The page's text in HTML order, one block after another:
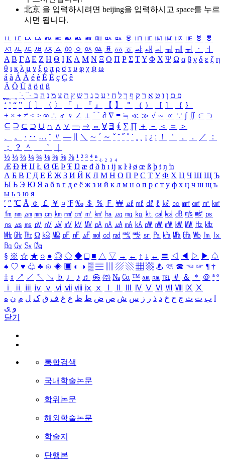
北京 을 입력하시려면 beijing을 입력하시고 space를 누르
시면 됩니다.
ㅥ ㅦ ㅧ ㅨ ㅩ ㅪ ㅫ ㅬ ㅭ ㅮ ㅯ ㅰ ㅱ ㅲ ㅳ ㅴ ㅵ ㅶ ㅷ ㅸ
ㅹ
ㅺ ㅻ ㅼ ㅽ ㅾ ㅿ ㆀ ㆁ ㆂ ㆃ ㆄ ㆅ ㆆ ㆇ ㆈ ㆉ ㆊ ㆋ ㆌ ㆍ
ㆎ
Α Β ΓΔ Ε Ζ Η Θ Ι ΚΛ Μ Ν Ξ Ο Π Ρ Σ ΤΥ Φ Χ Ψ Ω α β γ δ ε ζ η
θ ι κ λ μ ν ξ ο π ρ σ τ υ φ χ ψ ω
á à Á À é è É È ç Ç ê
Ä Ö Ü ä ö ü ß
ִֶֹ ֻּ ׁׂ פ ם ן ו ט א ר ק ף ך ל ח י ע כ ג ד ש ץ ת צ מ נ ה ב
‘ ’ “ ” 〔 〕 〈 〉 「 」 『 』 【 】 ＂ （ ） ［ ］ ｛ ｝
± × ÷ ≠ ≤ ≥ ∞ ∴ ♂ ♀ ∠ ⊥ ⌒ ∂ ∇ ≡ ≒ ≪ ≫ √ ∽ ∝ ∵ ∫ ∬ ∈ ∋
⊆ ⊇ ⊂ ⊃ ∪ ∩ ∧ ∨ ￢ ⇒ ⇔ ∀ ∃ ∮ ∑ ∏ ＋ － ＜ ＝
＞
、
。 · ‥ … ¨ 〃 ― ＼ ∼ ´ ～ ˇ ˘ ˝ ˚ ˙ ¸ ¡ ¿ ː ！ ＇ ， ． ／
：
；
？ ＾ ｀
½ ⅓ ⅔ ¼ ¾ ⅛ ⅜ ⅝ ⅞ ¹ ² ³ ⁴ ⁿ ₁ ₂ ₃ ₄
Æ Ð Ħ Ĳ Ł Ø Œ Þ Ŧ Ŋ æ đ ð ħ ı ĳ ĸ ŀ ł ø œ ß þ ŧ ŋ ŉ
А Б В Г Д Е Ё Ж З И Й К Л М Н О П Р С Т У Ф Х Ц Ч Ш Щ Ъ
Ы Ь Э Ю Я а б в г д е ё ж з и й к л м н о п р с т у ф х ц ч ш щ ъ
ы ь э ю я
′ ″ ℃ Å ￠ ￡ ￥ ¤ ℉ ‰ ＄ ％ Ｆ ￦ ㎕ ㎖ ㎗ ℓ ㎘ ㏄ ㎣ ㎤ ㎥ ㎦
㎙ ㎚ ㎛ ㎜ ㎝ ㎞ ㎟ ㎠ ㎡ ㎢ ㏊ ㎍ ㎎ ㎏ ㏏ ㎈ ㎉ ㏈ ㎧ ㎨ ㎰
㎱ ㎲ ㎳ ㎴ ㎵ ㎶ ㎷ ㎸ ㎹ ㎀ ㎁ ㎂ ㎃ ㎄ ㎺ ㎻ ㎽ ㎾ ㎿ ㎐ ㎑
㎒ ㎓ ㎔ Ω ㏀ ㏁ ㎊ ㎋ ㎌ ㏖ ㏅ ㎭ ㎮ ㎯ ㏛ ㎩ ㎪ ㎫ ㎬ ㏝ ㏐
㏓
㏃ ㏉ ㏜ ㏆
§ ※ ☆ ★ ○ ● ◎ ◇ ◆ □ ■ △ ▽ → ← ↑ ↓ ↔ 〓 ◁ ◀ ▷ ▶ ♤
♠ ♡ ♥ ♧ ♣ ⊙ ◈ ▣ ◐ ◑ ▒ ▤ ▨ ▧ ▦ ▩ ♨ ☏ ☎ ☜ ☞ ¶ †
‡ ↕ ↗ ↙ ↖ ↘ ♭ ♩ ♪ ♬ ㉿ ㈜ № ㏇ ™ ㏂ ㏘ ℡ ＃ ＆ ＊ ＠ ª º
ⅰ
ⅱ ⅲ ⅳ ⅴ ⅵ ⅶ ⅷ ⅸ ⅹ Ⅳ Ⅴ Ⅵ Ⅶ Ⅷ Ⅸ Ⅹ
ب ت ث ج ح خ د ذ ر ز س ش ص ض ط ظ ع غ ف ق ک ل م ن ه
و ی
닫기
통합검색
국내학술논문
학위논문
해외학술논문
학술지
단행본